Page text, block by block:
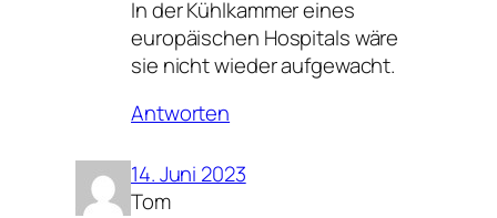
In der Kühlkammer eines
europäischen Hospitals wäre
sie nicht wieder aufgewacht.
Antworten
14. Juni 2023
Tom